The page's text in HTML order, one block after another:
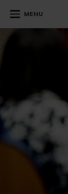
MENU